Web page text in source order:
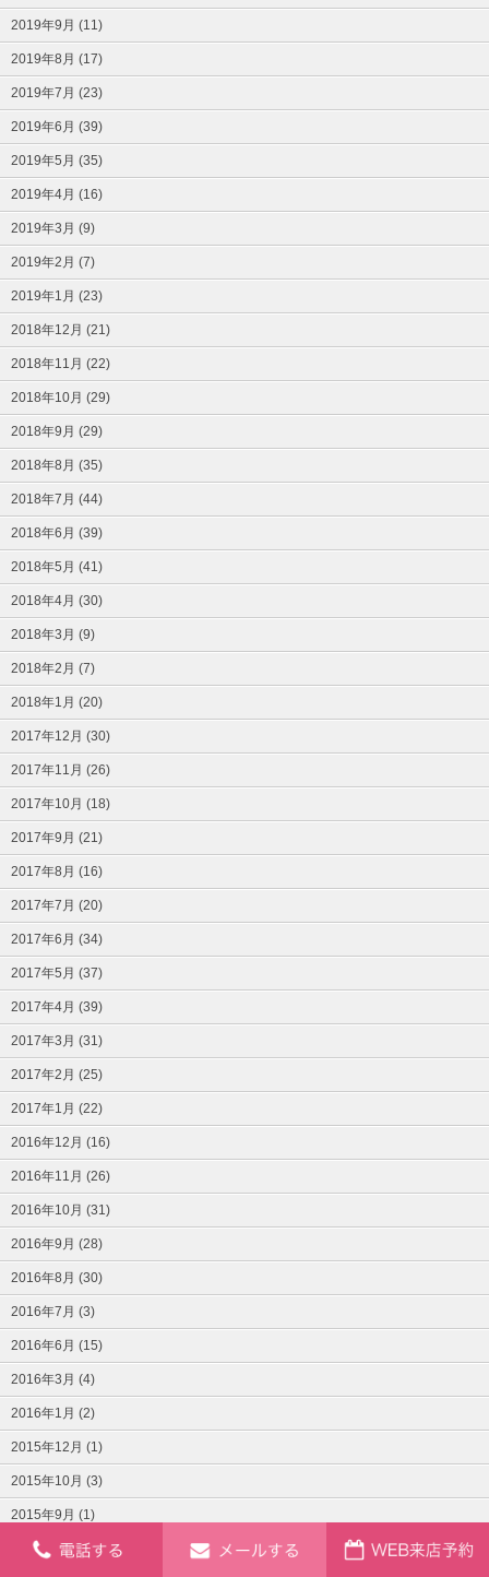
2019年9月 (11)
2019年8月 (17)
2019年7月 (23)
2019年6月 (39)
2019年5月 (35)
2019年4月 (16)
2019年3月 (9)
2019年2月 (7)
2019年1月 (23)
2018年12月 (21)
2018年11月 (22)
2018年10月 (29)
2018年9月 (29)
2018年8月 (35)
2018年7月 (44)
2018年6月 (39)
2018年5月 (41)
2018年4月 (30)
2018年3月 (9)
2018年2月 (7)
2018年1月 (20)
2017年12月 (30)
2017年11月 (26)
2017年10月 (18)
2017年9月 (21)
2017年8月 (16)
2017年7月 (20)
2017年6月 (34)
2017年5月 (37)
2017年4月 (39)
2017年3月 (31)
2017年2月 (25)
2017年1月 (22)
2016年12月 (16)
2016年11月 (26)
2016年10月 (31)
2016年9月 (28)
2016年8月 (30)
2016年7月 (3)
2016年6月 (15)
2016年3月 (4)
2016年1月 (2)
2015年12月 (1)
2015年10月 (3)
2015年9月 (1)